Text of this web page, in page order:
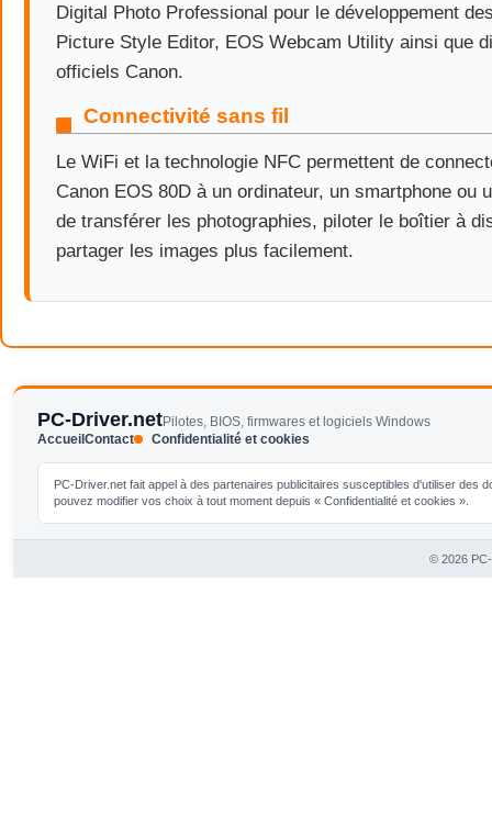
Digital Photo Professional pour le développement
Picture Style Editor, EOS Webcam Utility ainsi que
officiels Canon.
Connectivité sans fil
Le WiFi et la technologie NFC permettent de
Canon EOS 80D à un ordinateur, un smartphone ou
de transférer les photographies, piloter le boîtier à
partager les images plus facilement.
PC-Driver.netPilotes, BIOS, firmwares et logiciels Windows
Accueil Contact Confidentialité et cookies
PC-Driver.net fait appel à des partenaires publicitaires susceptibles d'utiliser
pouvez modifier vos choix à tout moment depuis « Confidentialité et cookies ».
© 2026